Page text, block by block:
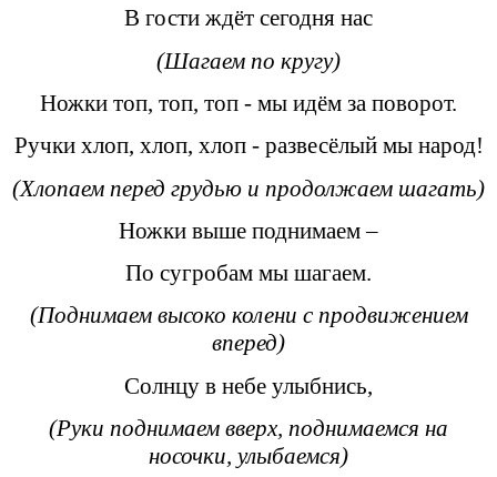
В гости ждёт сегодня нас
(Шагаем по кругу)
Ножки топ, топ, топ - мы идём за поворот.
Ручки хлоп, хлоп, хлоп - развесёлый мы народ!
(Хлопаем перед грудью и продолжаем шагать)
Ножки выше поднимаем –
По сугробам мы шагаем.
(Поднимаем высоко колени с продвижением
вперед)
Солнцу в небе улыбнись,
(Руки поднимаем вверх, поднимаемся на
носочки, улыбаемся)